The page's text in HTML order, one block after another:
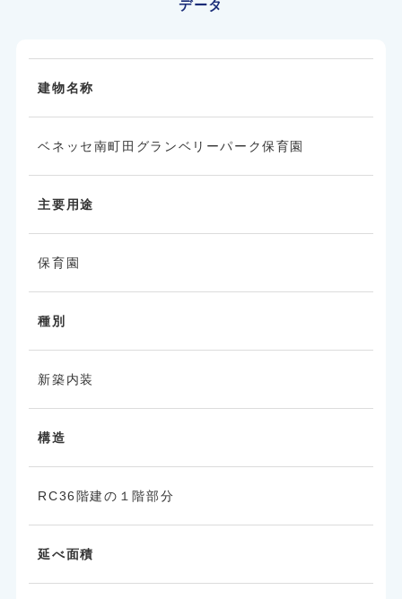
データ
建物名称
ベネッセ南町田グランベリーパーク保育園
主要用途
保育園
種別
新築内装
構造
RC36階建の１階部分
延べ面積